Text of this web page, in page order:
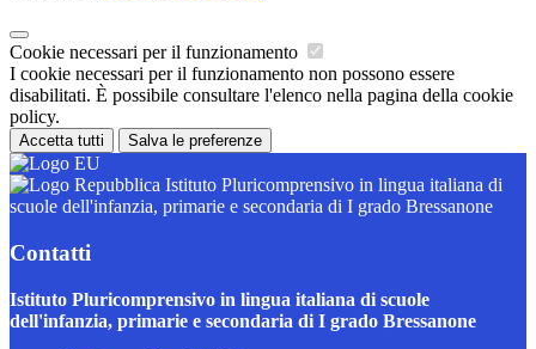
Cookie necessari per il funzionamento
I cookie necessari per il funzionamento non possono essere
disabilitati. È possibile consultare l'elenco nella pagina della cookie
policy.
Accetta tutti Salva le preferenze
Istituto Pluricomprensivo in lingua italiana di
scuole dell'infanzia, primarie e secondaria di I grado Bressanone
Contatti
Istituto Pluricomprensivo in lingua italiana di scuole
dell'infanzia, primarie e secondaria di I grado Bressanone